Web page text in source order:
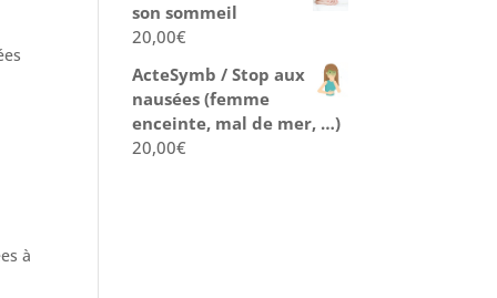
à
son sommeil
20,00€
ActeSymb / Stop aux
nausées (femme
enceinte, mal de mer, …)
20,00€